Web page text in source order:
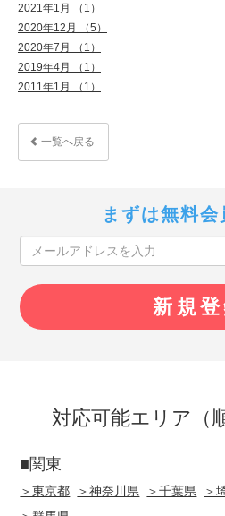
2021年1月 （1）
2020年12月 （5）
2020年7月 （1）
2019年4月 （1）
2011年1月 （1）
一覧へ戻る
まずは無料会
対応可能エリア（
■関東
＞東京都 ＞神奈川県 ＞千葉県 ＞